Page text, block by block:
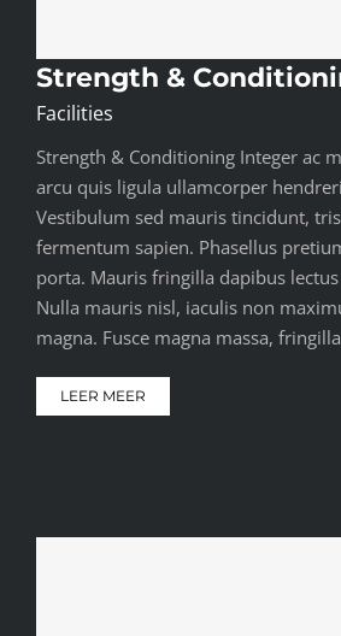
Strength &
Facilities
Strength & Conditioning Integer ac
arcu quis ligula ullamcorper
Vestibulum sed mauris tincidunt,
fermentum sapien. Phasellus
porta. Mauris fringilla dapibus
Nulla mauris nisl, iaculis non
magna. Fusce magna massa,
LEER MEER